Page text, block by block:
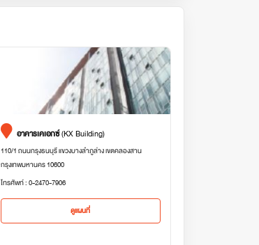
อาคารเคเอกซ์(KX Building)
110/1 ถนนกรุงธนบุรี แขวงบางลำภูล่าง เขตคลองสาน
กรุงเทพมหานคร 10600
โทรศัพท์ : 0-2470-7906
ดูแผนที่